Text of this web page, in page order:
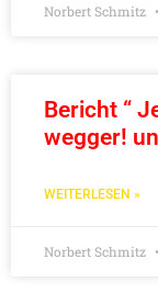
Norbert Schmitz
Bericht “
wegger!
WEITERLESEN »
Norbert Schmitz